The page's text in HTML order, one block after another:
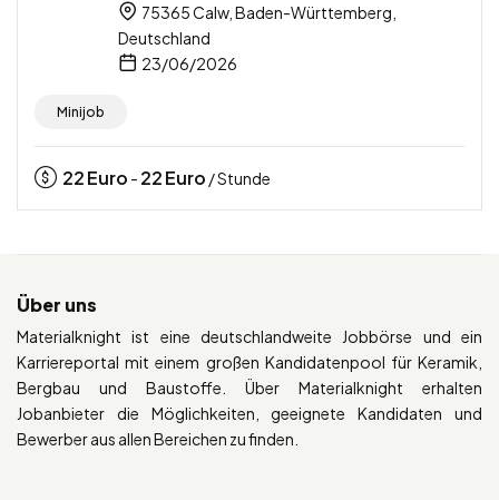
75365 Calw, Baden-Württemberg,
Deutschland
23/06/2026
Minijob
22Euro - 22Euro / Stunde
Über uns
Materialknight ist eine deutschlandweite Jobbörse und ein
Karriereportal mit einem großen Kandidatenpool für Keramik,
Bergbau und Baustoffe. Über Materialknight erhalten
Jobanbieter die Möglichkeiten, geeignete Kandidaten und
Bewerber aus allen Bereichen zu finden.